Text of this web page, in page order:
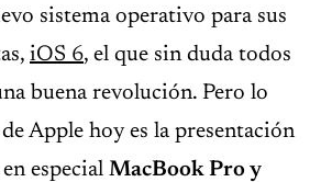
sistema operativo para sus
iOS 6, el que sin duda todos
buena revolución. Pero lo
Apple hoy es la presentación
especial MacBook Pro y